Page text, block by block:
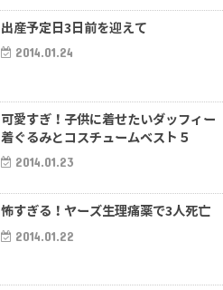
出産予定日3日前を迎えて
2014.01.24
可愛すぎ！子供に着せたいダッフィー
着ぐるみとコスチュームベスト５
2014.01.23
怖すぎる！ヤーズ生理痛薬で3人死亡
2014.01.22